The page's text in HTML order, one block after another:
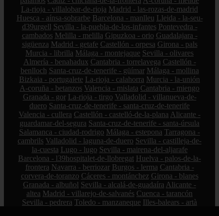
La-rioja - villalobar-de-rioja Madrid - las-rozas-de-madrid
Huesca - aínsa-sobrarbe Barcelona - manlleu Lleida - la-seu-
d39urgell Sevilla - la-puebla-de-los-infantes Pontevedra -
cambados Melilla - melilla Gipuzkoa - orio Guadalajara -
sigüenza Madrid - getafe Castellón - orpesa Girona - pals
Murcia - librilla Málaga - montejaque Sevilla - olivares
Almería - benahadux Cantabria - torrelavega Castellón -
benlloch Santa-cruz-de-tenerife - güímar Málaga - mollina
Bizkaia - portugalete La-rioja - calahorra Murcia - la-unión
A-coruña - betanzos Valencia - mislata Cantabria - miengo
Granada - gor La-rioja - tirgo Valladolid - villanueva-de-
duero Santa-cruz-de-tenerife - santa-cruz-de-tenerife
Valencia - cullera Castellón - castelló-de-la-plana Alicante -
guardamar-del-segura Santa-cruz-de-tenerife - santa-úrsula
Salamanca - ciudad-rodrigo Málaga - estepona Tarragona -
cambrils Valladolid - laguna-de-duero Sevilla - castilleja-de-
la-cuesta Lugo - lugo Sevilla - mairena-del-aljarafe
Barcelona - l39hospitalet-de-llobregat Huelva - palos-de-la-
frontera Navarra - berriozar Burgos - lerma Cantabria -
corvera-de-toranzo Cáceres - montánchez Girona - blanes
Granada - albuñol Sevilla - alcalá-de-guadaíra Alicante -
altea Madrid - villarejo-de-salvanés Cuenca - tarancón
Sevilla - pedrera Toledo - manzaneque Illes-balears - artà